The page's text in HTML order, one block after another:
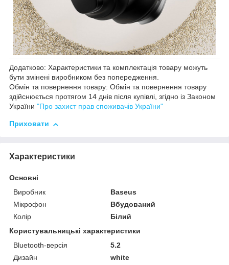
Додатково: Характеристики та комплектація товару можуть
бути змінені виробником без попередження.
Обмін та повернення товару: Обмін та повернення товару
здійснюється протягом 14 днів після купівлі, згідно із Законом
України "Про захист прав споживачів України"
Приховати
Характеристики
Основні
Виробник
Baseus
Мікрофон
Вбудований
Колір
Білий
Користувальницькі характеристики
Bluetooth-версія
5.2
Дизайн
white